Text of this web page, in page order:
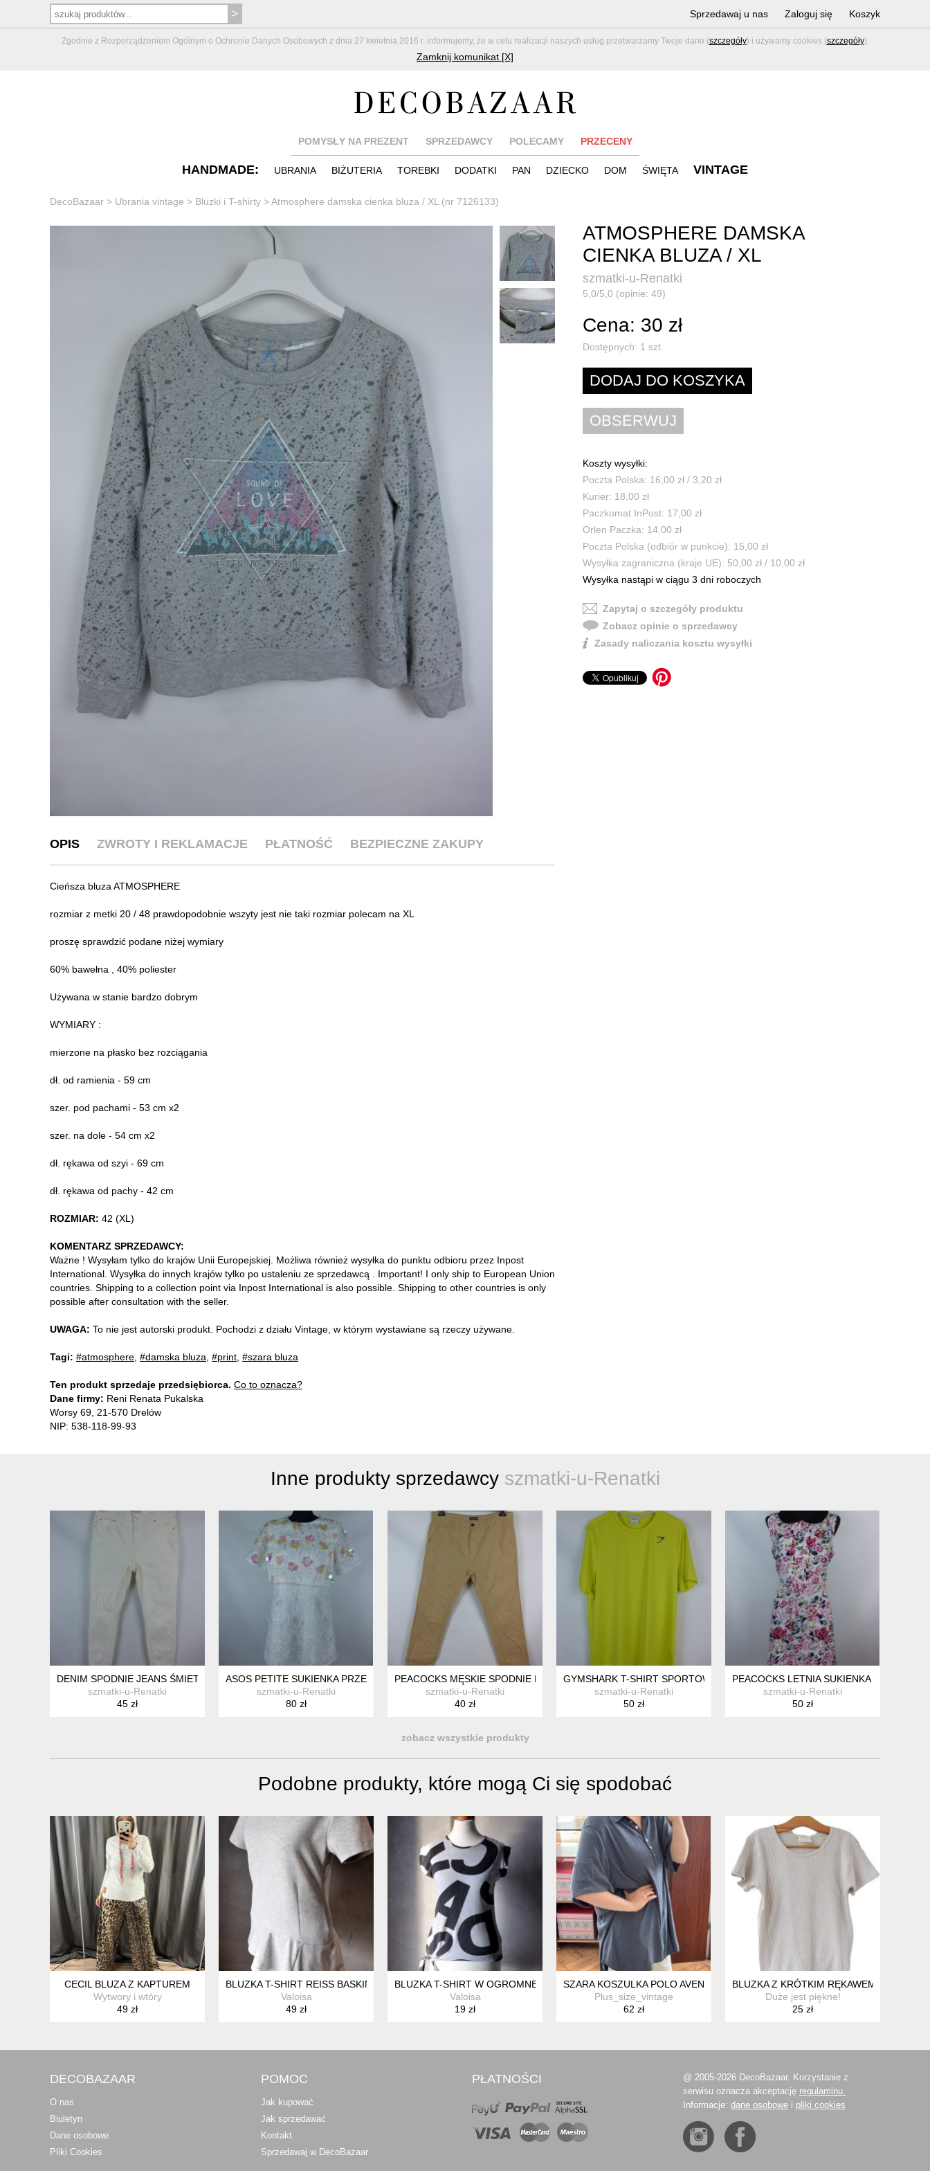
Zgodnie z Rozporządzeniem Ogólnym o Ochronie Danych Osobowych z dnia 27 kwietnia 2016 r. informujemy, że w celu realizacji naszych usług przetwarzamy Twoje dane (szczegóły) i używamy cookies (szczegóły).
Zamknij komunikat [X]
Sprzedawaj u nas Zaloguj się Koszyk
POMYSŁY NA PREZENT SPRZEDAWCY POLECAMY PRZECENY
HANDMADE: UBRANIA BIŻUTERIA TOREBKI DODATKI PAN DZIECKO DOM ŚWIĘTA VINTAGE
DecoBazaar > Ubrania vintage > Bluzki i T-shirty >Atmosphere damska cienka bluza / XL (nr 7126133)
ATMOSPHERE DAMSKA
CIENKA BLUZA / XL
szmatki-u-Renatki
5,0/5,0 (opinie: 49)
Cena: 30 zł
Dostępnych: 1 szt.
Koszty wysyłki:
Poczta Polska: 16,00 zł / 3,20 zł
Kurier: 18,00 zł
Paczkomat InPost: 17,00 zł
Orlen Paczka: 14,00 zł
Poczta Polska (odbiór w punkcie): 15,00 zł
Wysyłka zagraniczna (kraje UE): 50,00 zł / 10,00 zł
Wysyłka nastąpi w ciągu 3 dni roboczych
Zapytaj o szczegóły produktu
Zobacz opinie o sprzedawcy
Zasady naliczania kosztu wysyłki
OPIS ZWROTY I REKLAMACJE PŁATNOŚĆ BEZPIECZNE ZAKUPY
Cieńsza bluza ATMOSPHERE
rozmiar z metki 20 / 48 prawdopodobnie wszyty jest nie taki rozmiar polecam na XL
proszę sprawdzić podane niżej wymiary
60% bawełna , 40% poliester
Używana w stanie bardzo dobrym
WYMIARY :
mierzone na płasko bez rozciągania
dł. od ramienia - 59 cm
szer. pod pachami - 53 cm x2
szer. na dole - 54 cm x2
dł. rękawa od szyi - 69 cm
dł. rękawa od pachy - 42 cm
ROZMIAR: 42 (XL)
KOMENTARZ SPRZEDAWCY:
Ważne ! Wysyłam tylko do krajów Unii Europejskiej. Możliwa również wysyłka do punktu odbioru przez Inpost
International. Wysyłka do innych krajów tylko po ustaleniu ze sprzedawcą . Important! I only ship to European Union
countries. Shipping to a collection point via Inpost International is also possible. Shipping to other countries is only
possible after consultation with the seller.
UWAGA: To nie jest autorski produkt. Pochodzi z działu Vintage, w którym wystawiane są rzeczy używane.
Tagi: #atmosphere #damska bluza #print #szara bluza
Ten produkt sprzedaje przedsiębiorca. Co to oznacza?
Dane firmy: Reni Renata Pukalska
Worsy 69, 21-570 Drelów
NIP: 538-118-99-93
Inne produkty sprzedawcy szmatki-u-Renatki
DENIM SPODNIE JEANS ŚMIETANOWE SKINNY 16 / 44
szmatki-u-Renatki
45 zł
ASOS PETITE SUKIENKA PRZED KOLANO HAFT 12 / 38 Z METKĄ
szmatki-u-Renatki
80 zł
PEACOCKS MĘSKIE SPODNIE BAWEŁNA / 36S PAS 94 CM
szmatki-u-Renatki
40 zł
GYMSHARK T-SHIRT SPORTOWA KOSZULKA MĘSKA / L
szmatki-u-Renatki
50 zł
PEACOCKS LETNIA SUKIENKA W KWIATY
szmatki-u-Renatki
50 zł
zobacz wszystkie produkty
Podobne produkty, które mogą Ci się spodobać
CECIL BLUZA Z KAPTUREM
Wytwory i wtóry
49 zł
BLUZKA T-SHIRT REISS BASKINKA FALBANA S
Valoisa
49 zł
BLUZKA T-SHIRT W OGROMNE LITERY ROCK XS S
Valoisa
19 zł
SZARA KOSZULKA POLO AVENUE 30/32 PLUS SIZE KRÓTKI RĘKAW 9XL / 58 / 30
Plus_size_vintage
62 zł
BLUZKA Z KRÓTKIM RĘKAWEM MIĘSISTA
Duże jest piękne!
25 zł
DECOBAZAAR
O nas
Biuletyn
Dane osobowe
Pliki Cookies
POMOC
Jak kupować
Jak sprzedawać
Kontakt
Sprzedawaj w DecoBazaar
PŁATNOŚCI
@ 2005-2026 DecoBazaar. Korzystanie z
serwisu oznacza akceptację regulaminu.
Informacje: dane osobowe i pliki cookies